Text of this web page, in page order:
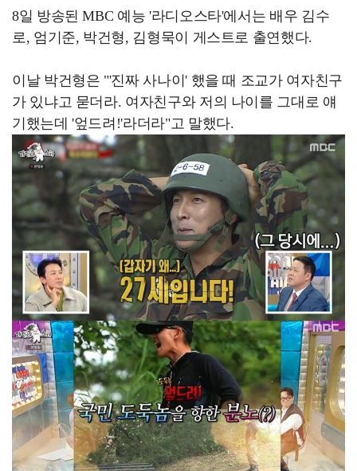
8일 방송된 MBC 예능 '라디오스타'에서는 배우 김수
로, 엄기준, 박건형, 김형묵이 게스트로 출연했다.
이날 박건형은 "'진짜 사나이' 했을 때 조교가 여자친구
가 있냐고 묻더라. 여자친구와 저의 나이를 그대로 얘
기했는데 '엎드려!'라더라"고 말했다.